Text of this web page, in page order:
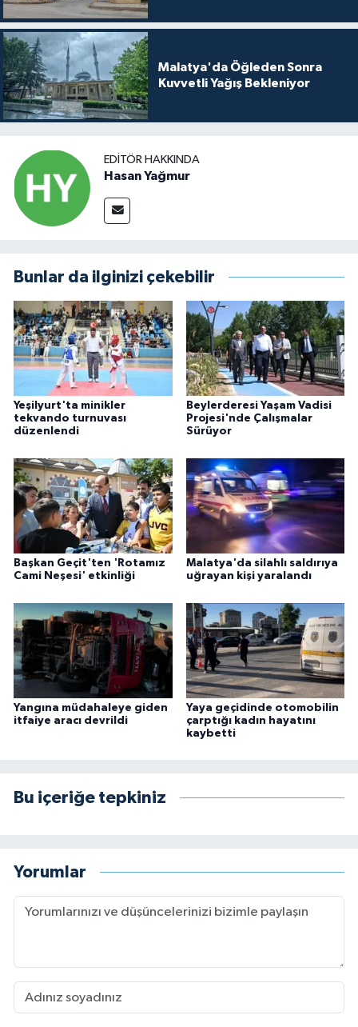
Malatya'da Öğleden Sonra
Kuvvetli Yağış Bekleniyor
EDITÖR HAKKINDA
Hasan Yağmur
Bunlar da ilginizi çekebilir
Yeşilyurt'ta minikler
tekvando turnuvası
düzenlendi
Beylerderesi Yaşam Vadisi
Projesi'nde Çalışmalar
Sürüyor
Başkan Geçit'ten 'Rotamız
Cami Neşesi' etkinliği
Malatya'da silahlı saldırıya
uğrayan kişi yaralandı
Yangına müdahaleye giden
itfaiye aracı devrildi
Yaya geçidinde otomobilin
çarptığı kadın hayatını
kaybetti
Bu içeriğe tepkiniz
Yorumlar